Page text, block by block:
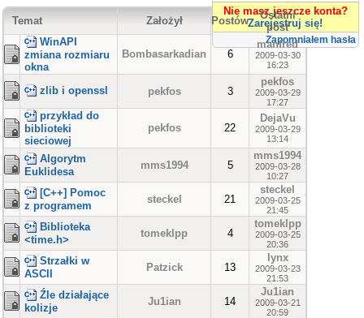
Nie masz jeszcze konta?
Zarejestruj się!
Zapomniałem hasła
Temat Założył Postów
Ostatni
post
WinAPI
zmiana rozmiaru
okna
Bombasarkadian 6
manfred
2009-03-30
16:23
zlib i openssl pekfos 3
pekfos
2009-03-29
17:27
przykład do
biblioteki
sieciowej
pekfos 22
DejaVu
2009-03-29
13:14
Algorytm
Euklidesa
mms1994 5
mms1994
2009-03-28
10:27
[C++] Pomoc
z programem
steckel 21
steckel
2009-03-25
21:45
Biblioteka
<time.h>
tomeklpp 4
tomeklpp
2009-03-25
20:36
Strzałki w
ASCII
Patzick 13
lynx
2009-03-23
21:53
Źle działające
kolizje
Ju1ian 14
Ju1ian
2009-03-21
20:59